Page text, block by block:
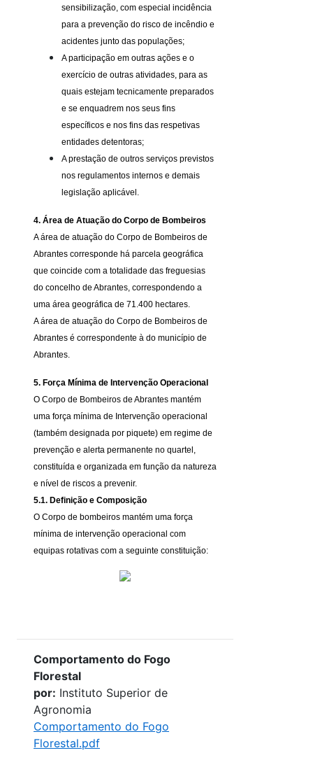
sensibilização, com especial incidência
para a prevenção do risco de incêndio e
acidentes junto das populações;
A participação em outras ações e o
exercício de outras atividades, para as
quais estejam tecnicamente preparados
e se enquadrem nos seus fins
específicos e nos fins das respetivas
entidades detentoras;
A prestação de outros serviços previstos
nos regulamentos internos e demais
legislação aplicável.
4. Área de Atuação do Corpo de Bombeiros
A área de atuação do Corpo de Bombeiros de
Abrantes corresponde há parcela geográfica
que coincide com a totalidade das freguesias
do concelho de Abrantes, correspondendo a
uma área geográfica de 71.400 hectares.
A área de atuação do Corpo de Bombeiros de
Abrantes é correspondente à do município de
Abrantes.
5. Força Mínima de Intervenção Operacional
O Corpo de Bombeiros de Abrantes mantém
uma força mínima de Intervenção operacional
(também designada por piquete) em regime de
prevenção e alerta permanente no quartel,
constituída e organizada em função da natureza
e nível de riscos a prevenir.
5.1. Definição e Composição
O Corpo de bombeiros mantém uma força
mínima de intervenção operacional com
equipas rotativas com a seguinte constituição:
Comportamento do Fogo
Florestal
por: Instituto Superior de
Agronomia
Comportamento do Fogo
Florestal.pdf